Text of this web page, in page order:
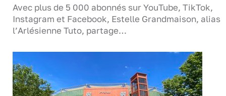
Avec plus de 5 000 abonnés sur YouTube, TikTok,
Instagram et Facebook, Estelle Grandmaison, alias
l’Arlésienne Tuto, partage…